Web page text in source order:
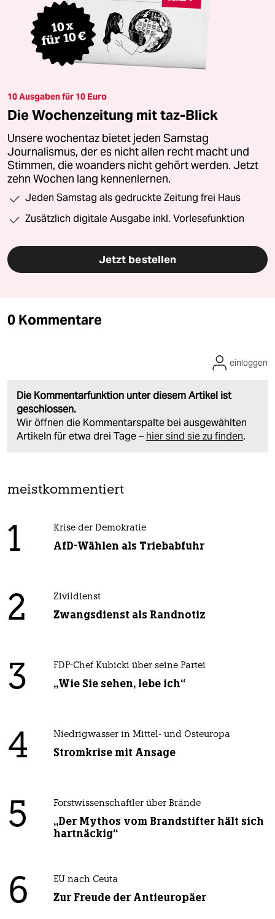
10 Ausgaben für 10 Euro
Die Wochenzeitung mit taz-Blick
Unsere wochentaz bietet jeden Samstag
Journalismus, der es nicht allen recht macht und
Stimmen, die woanders nicht gehört werden. Jetzt
zehn Wochen lang kennenlernen.
Jeden Samstag als gedruckte Zeitung frei Haus
Zusätzlich digitale Ausgabe inkl. Vorlesefunktion
Jetzt bestellen
0 Kommentare
Die Kommentarfunktion unter diesem Artikel ist
geschlossen.
Wir öffnen die Kommentarspalte bei ausgewählten
Artikeln für etwa drei Tage – hier sind sie zu finden.
einloggen
meistkommentiert
1 Krise der Demokratie
AfD-Wählen als Triebabfuhr
2 Zivildienst
Zwangsdienst als Randnotiz
3 FDP-Chef Kubicki über seine Partei
„Wie Sie sehen, lebe ich“
4 Niedrigwasser in Mittel- und Osteuropa
Stromkrise mit Ansage
5 Forstwissenschaftler über Brände
„Der Mythos vom Brandstifter hält sich
hartnäckig“
6 EU nach Ceuta
Zur Freude der Antieuropäer